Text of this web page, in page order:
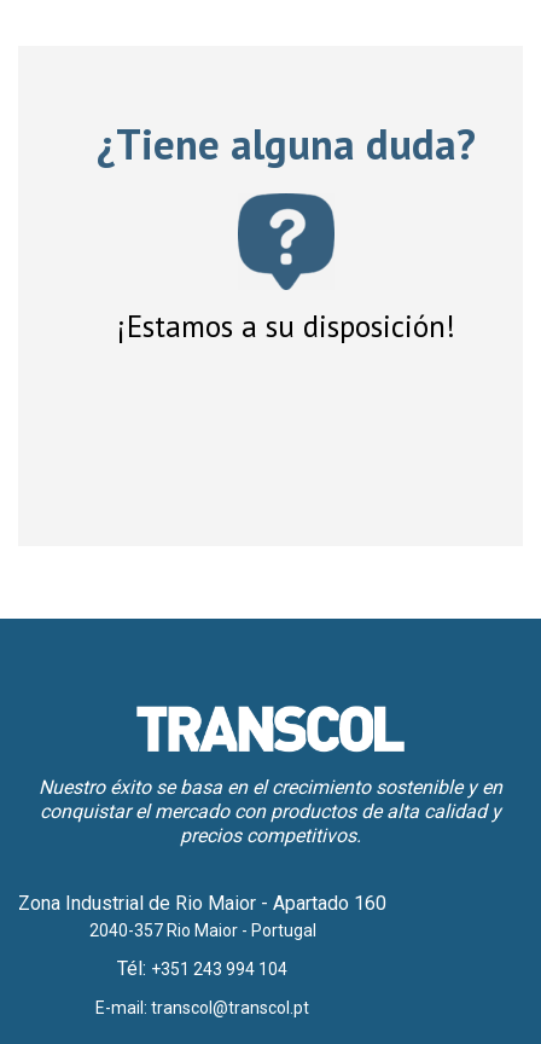
¿Tiene alguna duda?
¡Estamos a su disposición!
Nuestro éxito se basa en el crecimiento sostenible y en
conquistar el mercado con productos de alta calidad y
precios competitivos.
Zona Industrial de Rio Maior - Apartado 160
2040-357 Rio Maior - Portugal
Tél: +351 243 994 104
E-mail: transcol@transcol.pt